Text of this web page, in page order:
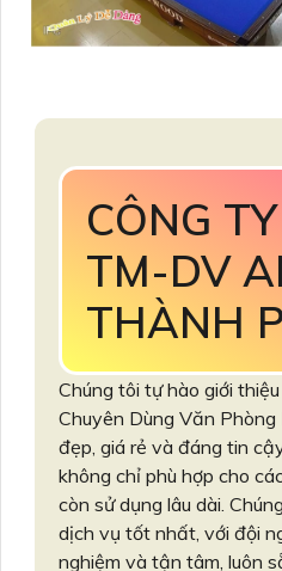
CÔNG
TM-DV
THÀNH
Chúng tôi tự hào giới
Chuyên Dùng Văn
đẹp, giá rẻ và đáng tin
không chỉ phù hợp cho
còn sử dụng lâu dài.
dịch vụ tốt nhất, với đội
nghiệm và tận tâm, luôn